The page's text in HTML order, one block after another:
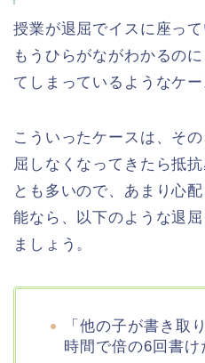
授業が退屈でイスに座っ
もうひらがながわかるの
てしまっているようなケー
こういったケースは、そ
屈しなくなってきたら抵
とも多いので、あまり心
能なら、以下のような退
ましょう。
「他の子が書き取
時間で倍の6回書け